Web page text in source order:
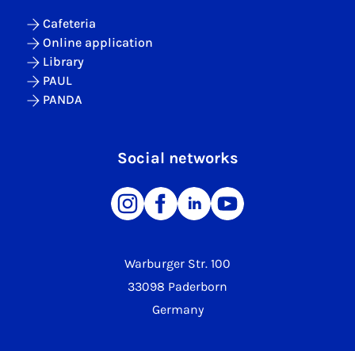
Warburger Str. 100
33098 Paderborn
Germany
Cafeteria
Online application
Library
PAUL
PANDA
Social networks